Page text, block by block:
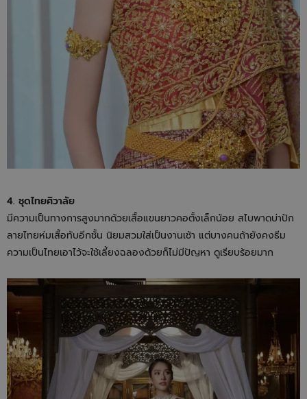
4. ชุดไทยศิวาลัย
มีความเป็นทางการสูงมากด้วยเสื้อแขนยาวคอตั้งเล็กน้อย สไบพาดบ่าปัก
ลายไทยห่มเสื้อทับอีกชั้น นิยมสวมใส่เป็นงานเช้า แต่บางคนถ้ายังคงธีม
ความเป็นไทยเอาไว้จะใช้เลี้ยงฉลองด้วยก็ไม่มีปัญหา ดูเรียบร้อยมาก